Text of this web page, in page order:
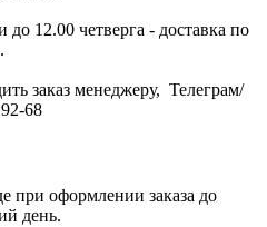
до 12.00 четверга - доставка по
заказ менеджеру, Телеграм/
68
при оформлении заказа до
день.